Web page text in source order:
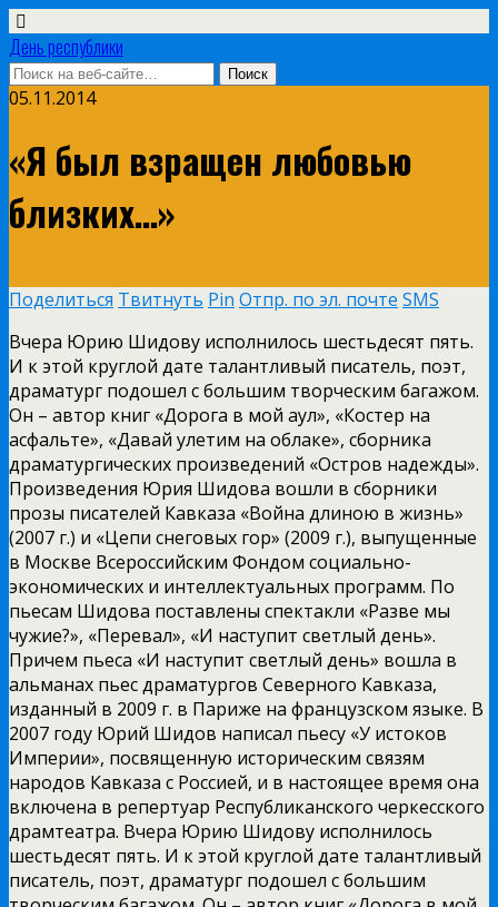
День республики
05.11.2014
«Я был взращен любовью
близких…»
Поделиться Твитнуть Pin Отпр. по эл. почте SMS
Вчера Юрию Шидову исполнилось шестьдесят пять.
И к этой круглой дате талантливый писатель, поэт,
драматург подошел с большим творческим багажом.
Он – автор книг «Дорога в мой аул», «Костер на
асфальте», «Давай улетим на облаке», сборника
драматургических произведений «Остров надежды».
Произведения Юрия Шидова вошли в сборники
прозы писателей Кавказа «Война длиною в жизнь»
(2007 г.) и «Цепи снеговых гор» (2009 г.), выпущенные
в Москве Всероссийским Фондом социально-
экономических и интеллектуальных программ. По
пьесам Шидова поставлены спектакли «Разве мы
чужие?», «Перевал», «И наступит светлый день».
Причем пьеса «И наступит светлый день» вошла в
альманах пьес драматургов Северного Кавказа,
изданный в 2009 г. в Париже на французском языке. В
2007 году Юрий Шидов написал пьесу «У истоков
Империи», посвященную историческим связям
народов Кавказа с Россией, и в настоящее время она
включена в репертуар Республиканского черкесского
драмтеатра. Вчера Юрию Шидову исполнилось
шестьдесят пять. И к этой круглой дате талантливый
писатель, поэт, драматург подошел с большим